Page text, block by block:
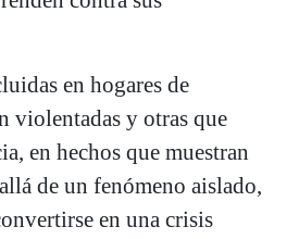
en hogares de
violentadas y otras que
en hechos que muestran
de un fenómeno aislado,
en una crisis